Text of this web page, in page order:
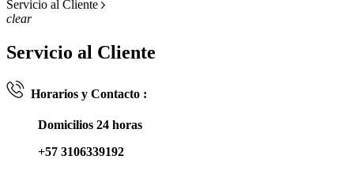
Servicio al Cliente
clear
Servicio al Cliente
Horarios y Contacto :
Domicilios 24 horas
+57 3106339192